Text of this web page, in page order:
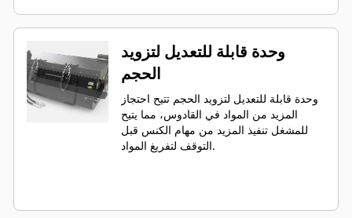
وحدة قابلة للتعديل لتزويد
الحجم
وحدة قابلة للتعديل لتزويد الحجم تتيح احتجاز
المزيد من المواد في القادوس، مما يتيح
للمشغل تنفيذ المزيد من مهام الكنس قبل
التوقف لتفريغ المواد.